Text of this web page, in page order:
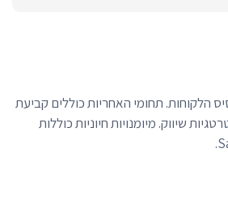
הלקוחות. תחומי האחריות כוללים קביעת
שיווק. מיומנויות חיוניות כוללות